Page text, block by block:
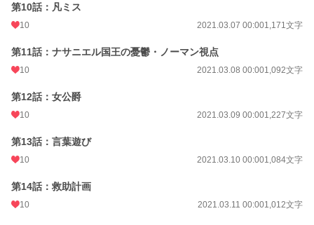
第10話：凡ミス
10 2021.03.07 00:001,171文字
第11話：ナサニエル国王の憂鬱・ノーマン視点
10 2021.03.08 00:001,092文字
第12話：女公爵
10 2021.03.09 00:001,227文字
第13話：言葉遊び
10 2021.03.10 00:001,084文字
第14話：救助計画
10 2021.03.11 00:001,012文字